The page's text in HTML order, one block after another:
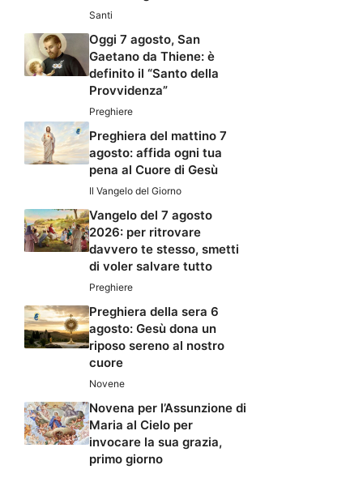
Santi
Oggi 7 agosto, San
Gaetano da Thiene: è
definito il “Santo della
Provvidenza”
Preghiere
Preghiera del mattino 7
agosto: affida ogni tua
pena al Cuore di Gesù
Il Vangelo del Giorno
Vangelo del 7 agosto
2026: per ritrovare
davvero te stesso, smetti
di voler salvare tutto
Preghiere
Preghiera della sera 6
agosto: Gesù dona un
riposo sereno al nostro
cuore
Novene
Novena per l’Assunzione di
Maria al Cielo per
invocare la sua grazia,
primo giorno